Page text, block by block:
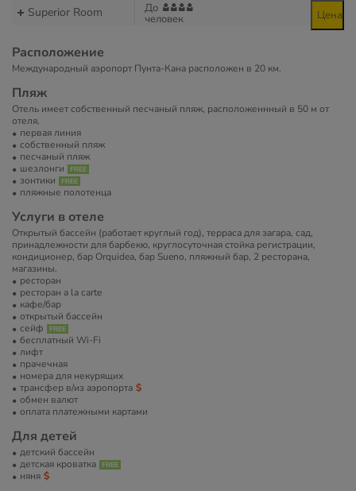
Superior Room До
человек Цена
Расположение
Международный аэропорт Пунта-Кана расположен в 20 км.
Пляж
Отель имеет собственный песчаный пляж, расположеннный в 50 м от
отеля.
первая линия
собственный пляж
песчаный пляж
шезлонги
зонтики
пляжные полотенца
Услуги в отеле
Открытый бассейн (работает круглый год), терраса для загара, сад,
принадлежности для барбекю, круглосуточная стойка регистрации,
кондиционер, бар Orquidea, бар Sueno, пляжный бар, 2 ресторана,
магазины.
ресторан
ресторан a la carte
кафе/бар
открытый бассейн
сейф
бесплатный Wi-Fi
лифт
прачечная
номера для некурящих
трансфер в/из аэропорта
обмен валют
оплата платежными картами
Для детей
детский бассейн
детская кроватка
няня